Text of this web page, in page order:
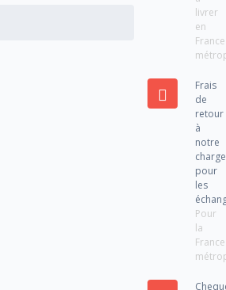
livrer
en
France
Frais
de
retour
à
notre
charge
pour
les
Pour
la
France